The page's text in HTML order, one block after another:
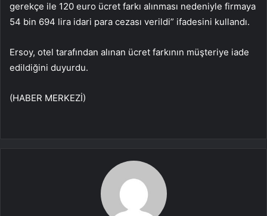
gerekçe ile 120 euro ücret farkı alınması nedeniyle firmaya
54 bin 694 lira idari para cezası verildi” ifadesini kullandı.
Ersoy, otel tarafından alınan ücret farkının müşteriye iade
edildiğini duyurdu.
(HABER MERKEZİ)